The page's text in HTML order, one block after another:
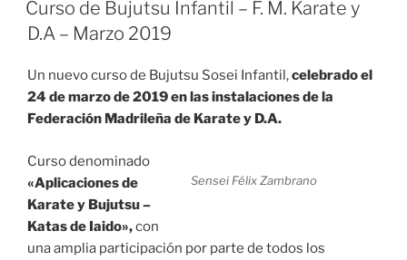
Curso de Bujutsu Infantil – F. M. Karate y
D.A – Marzo 2019
Un nuevo curso de Bujutsu Sosei Infantil,celebrado el
24 de marzo de 2019 en las instalaciones de la
Federación Madrileña de Karate y D.A.
Sensei Félix Zambrano
Curso denominado
«Aplicaciones de
Karate y Bujutsu –
Katas de Iaido»,con
una amplia participación por parte de todos los